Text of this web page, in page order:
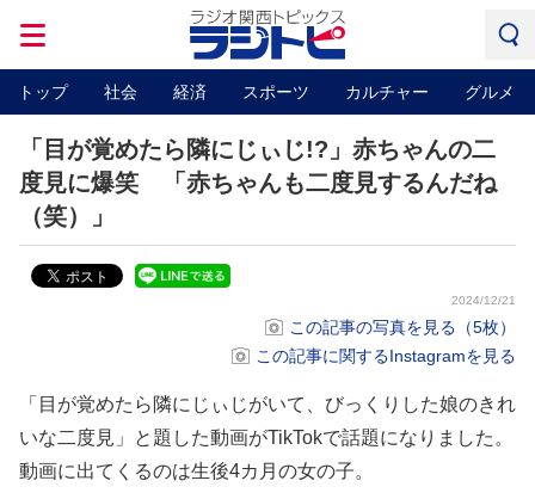
トップ 社会 経済 スポーツ カルチャー グルメ
「目が覚めたら隣にじぃじ!?」赤ちゃんの二
度見に爆笑 「赤ちゃんも二度見するんだね
（笑）」
2024/12/21
この記事の写真を見る（5枚）
この記事に関するInstagramを見る
「目が覚めたら隣にじぃじがいて、びっくりした娘のきれ
いな二度見」と題した動画がTikTokで話題になりました。
動画に出てくるのは生後4カ月の女の子。